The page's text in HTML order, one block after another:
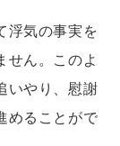
浮気の事実を
せん。このよ
いやり、慰謝
めることがで